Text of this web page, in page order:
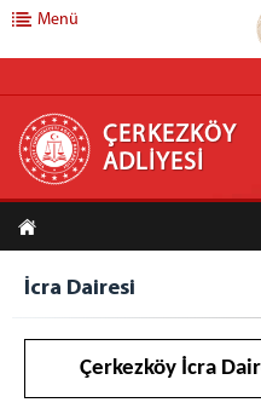
ÇERKEZKÖY
ANASAYFA
ANA HİZMET BİNASI
ÇERKEZKÖY ADALET SARAYI
CUMHURİYET BAŞSAVCILIĞI
CUMHURİYET BAŞSAVCISI
Menü
ÇERKEZKÖY
ADLİYESİ
İcra Dairesi
Çerkezköy İcra